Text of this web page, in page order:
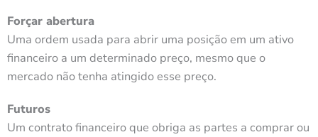
Forçar abertura
Uma ordem usada para abrir uma posição em um ativo
financeiro a um determinado preço, mesmo que o
mercado não tenha atingido esse preço.
Futuros
Um contrato financeiro que obriga as partes a comprar ou